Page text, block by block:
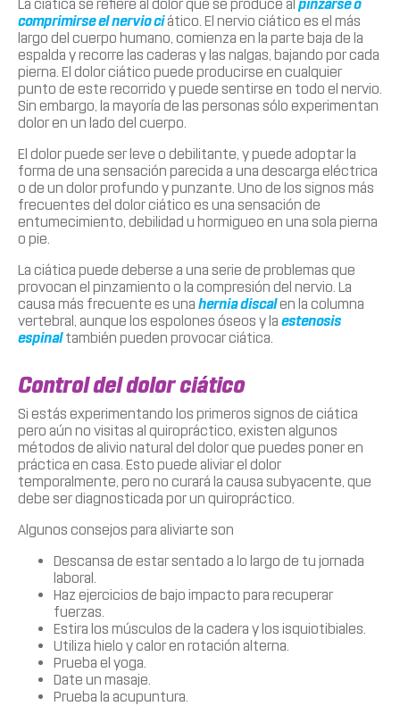
La ciática se refiere al dolor que se produce al pinzarse o
comprimirse el nervio ciático. El nervio ciático es el más
largo del cuerpo humano, comienza en la parte baja de la
espalda y recorre las caderas y las nalgas, bajando por cada
pierna. El dolor ciático puede producirse en cualquier
punto de este recorrido y puede sentirse en todo el nervio.
Sin embargo, la mayoría de las personas sólo experimentan
dolor en un lado del cuerpo.
El dolor puede ser leve o debilitante, y puede adoptar la
forma de una sensación parecida a una descarga eléctrica
o de un dolor profundo y punzante. Uno de los signos más
frecuentes del dolor ciático es una sensación de
entumecimiento, debilidad u hormigueo en una sola pierna
o pie.
La ciática puede deberse a una serie de problemas que
provocan el pinzamiento o la compresión del nervio. La
causa más frecuente es una hernia discalen la columna
vertebral, aunque los espolones óseos y la estenosis
espinaltambién pueden provocar ciática.
Control del dolor ciático
Si estás experimentando los primeros signos de ciática
pero aún no visitas al quiropráctico, existen algunos
métodos de alivio natural del dolor que puedes poner en
práctica en casa. Esto puede aliviar el dolor
temporalmente, pero no curará la causa subyacente, que
debe ser diagnosticada por un quiropráctico.
Algunos consejos para aliviarte son
Descansa de estar sentado a lo largo de tu jornada
laboral.
Haz ejercicios de bajo impacto para recuperar
fuerzas.
Estira los músculos de la cadera y los isquiotibiales.
Utiliza hielo y calor en rotación alterna.
Prueba el yoga.
Date un masaje.
Prueba la acupuntura.